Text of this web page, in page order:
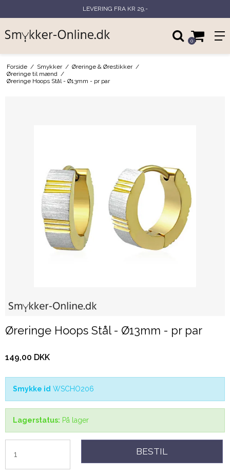
LEVERING FRA KR 29,-
0
Forside / Smykker / Øreringe & Ørestikker /
Øreringe til mænd /
Øreringe Hoops Stål - Ø13mm - pr par
Øreringe Hoops Stål - Ø13mm - pr par
149,00 DKK
Smykke id WSCHO206
Lagerstatus: På lager
BESTIL